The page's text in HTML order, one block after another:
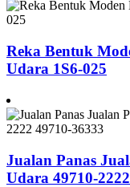
Reka Bentuk
Udara 1S6-025
Jualan Panas
Udara 49710-